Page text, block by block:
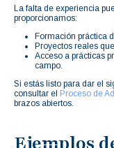
La falta de experiencia
proporcionamos:
Formación práctica
Proyectos reales
Acceso a prácticas
campo.
Si estás listo para dar el
consultar el Proceso de
brazos abiertos.